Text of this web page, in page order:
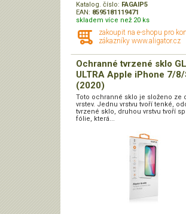
Katalog. číslo: FAGAIP5
EAN: 8595181119471
skladem více než 20 ks
zakoupit na e-shopu pro
zákazníky www.aligator.cz
Ochranné tvrzené sklo
ULTRA Apple iPhone 7/8/
(2020)
Toto ochranné sklo je složeno ze
vrstev. Jednu vrstvu tvoří tenké,
tvrzené sklo, druhou vrstvu tvoří
fólie, která...